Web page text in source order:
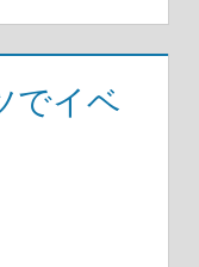
でイベ